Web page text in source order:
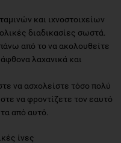
και ιχνοστοιχείων
διαδικασίες σωστά.
από το να ακολουθείτε
λαχανικά και
να ασχολείστε τόσο πολύ
να φροντίζετε τον εαυτό
από αυτό.
ίνες